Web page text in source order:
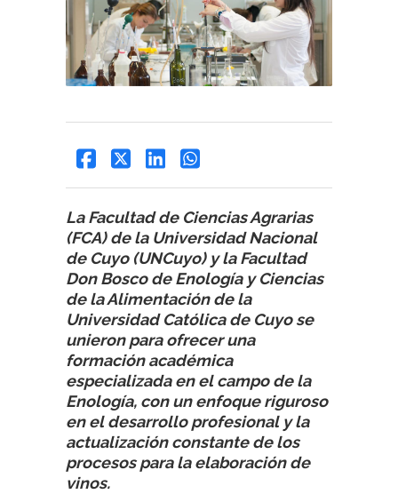
La Facultad de Ciencias Agrarias
(FCA) de la Universidad Nacional
de Cuyo (UNCuyo) y la Facultad
Don Bosco de Enología y Ciencias
de la Alimentación de la
Universidad Católica de Cuyo se
unieron para ofrecer una
formación académica
especializada en el campo de la
Enología, con un enfoque riguroso
en el desarrollo profesional y la
actualización constante de los
procesos para la elaboración de
vinos.